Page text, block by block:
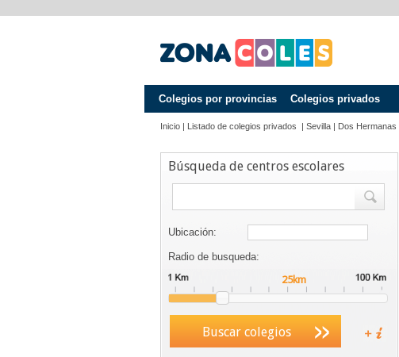
Colegios por provincias Colegios privados
Inicio | Listado de colegios privados | Sevilla | Dos Hermanas
Búsqueda de centros escolares
Ubicación:
Radio de busqueda:
Buscar colegios